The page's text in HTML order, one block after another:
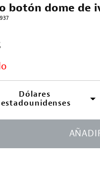
botón dome de
Dólares
estadounidenses